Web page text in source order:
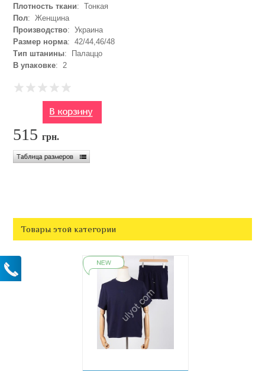
Плотность ткани: Тонкая
Пол: Женщина
Производство: Украина
Размер норма: 42/44,46/48
Тип штанины: Палаццо
В упаковке: 2
515грн.
Товары этой категории